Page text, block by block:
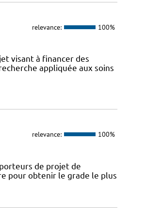
relevance: 100%
visant à financer des
appliquée aux soins
relevance: 100%
de projet de
pour obtenir le grade le plus